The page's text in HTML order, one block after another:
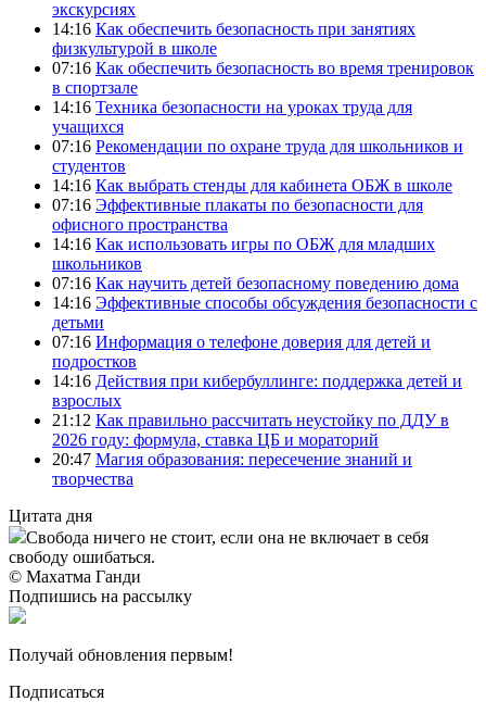
экскурсиях
14:16 Как обеспечить безопасность при занятиях
физкультурой в школе
07:16 Как обеспечить безопасность во время тренировок
в спортзале
14:16 Техника безопасности на уроках труда для
учащихся
07:16 Рекомендации по охране труда для школьников и
студентов
14:16 Как выбрать стенды для кабинета ОБЖ в школе
07:16 Эффективные плакаты по безопасности для
офисного пространства
14:16 Как использовать игры по ОБЖ для младших
школьников
07:16 Как научить детей безопасному поведению дома
14:16 Эффективные способы обсуждения безопасности с
детьми
07:16 Информация о телефоне доверия для детей и
подростков
14:16 Действия при кибербуллинге: поддержка детей и
взрослых
21:12 Как правильно рассчитать неустойку по ДДУ в
2026 году: формула, ставка ЦБ и мораторий
20:47 Магия образования: пересечение знаний и
творчества
Цитата дня
Свобода ничего не стоит, если она не включает в себя
свободу ошибаться.
© Махатма Ганди
Подпишись на рассылку
Получай обновления первым!
Подписаться